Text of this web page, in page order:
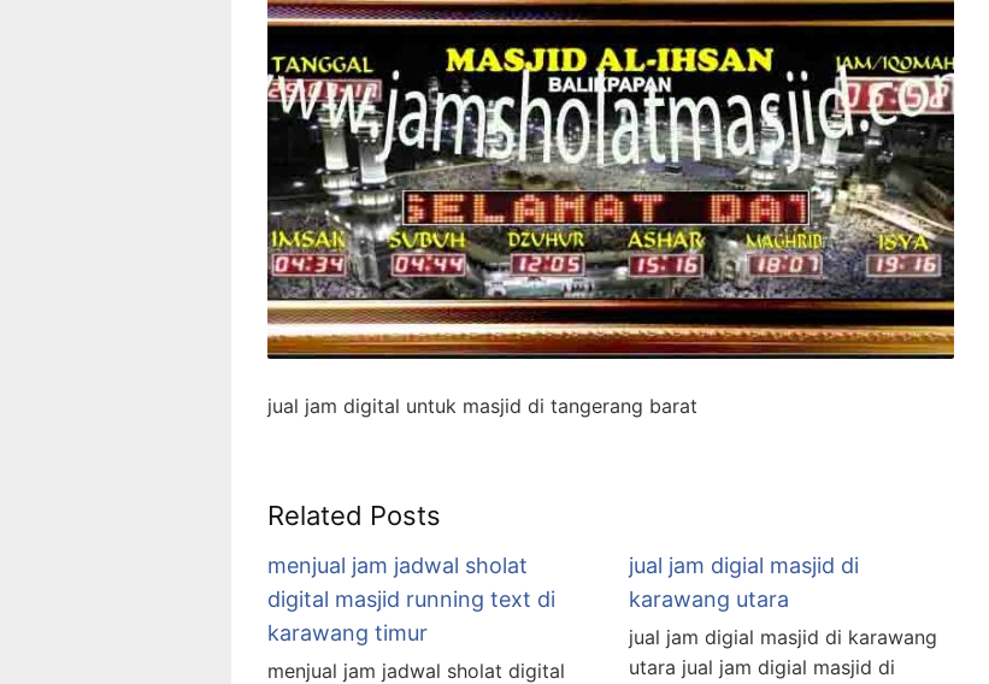
jual jam digital untuk masjid di tangerang barat
Related Posts
menjual jam jadwal sholat
digital masjid running text di
karawang timur
menjual jam jadwal sholat digital
jual jam digial masjid di
karawang utara
jual jam digial masjid di karawang
utara jual jam digial masjid di